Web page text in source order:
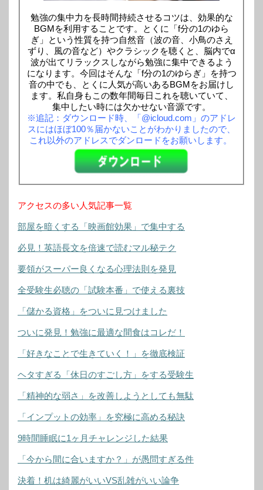
勉強の集中力を長時間持続させるコツは、効果的な
BGMを利用することです。とくに「f分の1のゆら
ぎ」という性質を持つ自然音（波の音、小鳥のさえ
ずり、風の音など）やクラシックを聴くと、脳内でα
波が出てリラックスしながら勉強に集中できるよう
になります。今回はそんな「f分の1のゆらぎ」を持つ
音の中でも、とくに人気が高いあるBGMをお届けし
ます。私自身もこの数年間毎日これを聴いていて、
集中したい時には欠かせない音源です。
※追記：ダウンロード時、「@icloud.com」のアドレ
スにはほぼ100％届かないことがわかりましたので、
これ以外のアドレスでダンロードをお願いします。
アクセスの多い人気記事一覧
部屋を暗くする「映画館効果」で集中する
必見！英語長文を倍速で読むマル秘テク
要領がスーパー良くなる心理法則を発見
全受験生必聴の「試験本番」で使える裏技
「儲かる資格」をついに見つけました
ついに発見！勉強に最適な間食はコレだ！
「好きなことで生きていく！」を徹底検証
ヘタすぎる「休日のすごし方」をする受験生
「精神的な弱さ」を改善しようとしても無駄
「インプットの効率」を究極に高める秘訣
9時間睡眠に1ヶ月チャレンジした結果
「今から間に合いますか？」が愚問すぎる件
決着！机は綺麗がいいVS乱雑がいい論争